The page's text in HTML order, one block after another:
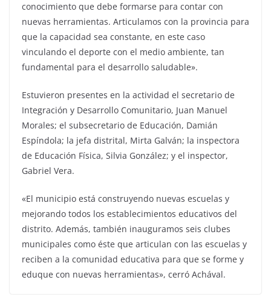
conocimiento que debe formarse para contar con
nuevas herramientas. Articulamos con la provincia para
que la capacidad sea constante, en este caso
vinculando el deporte con el medio ambiente, tan
fundamental para el desarrollo saludable».
Estuvieron presentes en la actividad el secretario de
Integración y Desarrollo Comunitario, Juan Manuel
Morales; el subsecretario de Educación, Damián
Espíndola; la jefa distrital, Mirta Galván; la inspectora
de Educación Física, Silvia González; y el inspector,
Gabriel Vera.
«El municipio está construyendo nuevas escuelas y
mejorando todos los establecimientos educativos del
distrito. Además, también inauguramos seis clubes
municipales como éste que articulan con las escuelas y
reciben a la comunidad educativa para que se forme y
eduque con nuevas herramientas», cerró Achával.